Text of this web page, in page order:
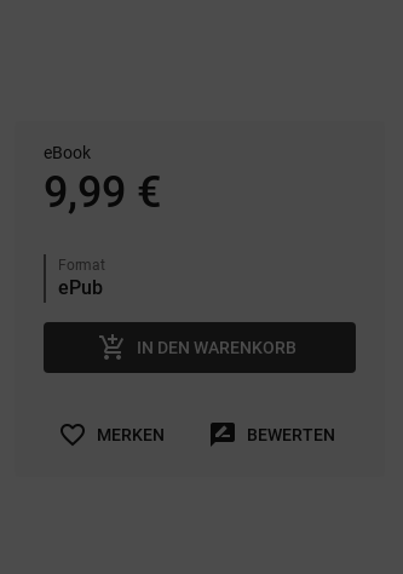
eBook
9,99 €
Format
add_shopping_cart IN DEN WARENKORB
favorite_border MERKEN rate_review BEWERTEN